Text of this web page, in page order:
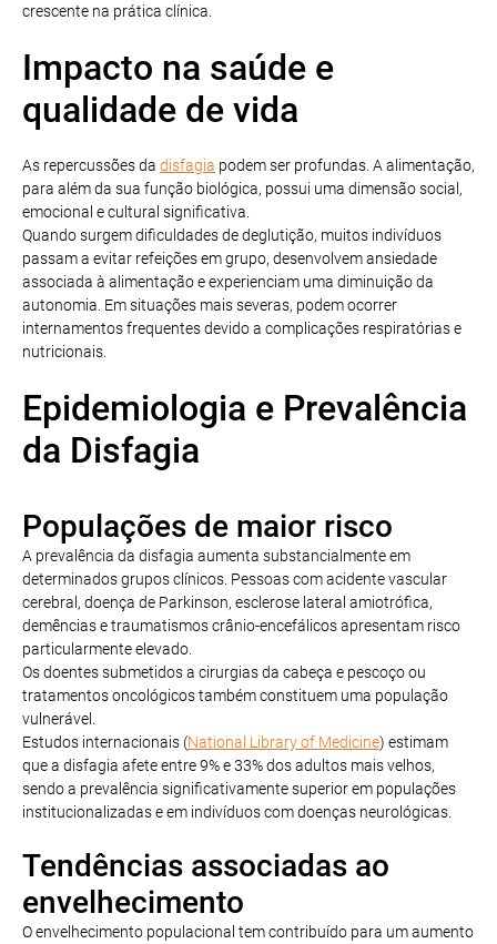
crescente na prática clínica.
Impacto na saúde e
qualidade de vida
As repercussões da disfagia podem ser profundas. A alimentação,
para além da sua função biológica, possui uma dimensão social,
emocional e cultural significativa.
Quando surgem dificuldades de deglutição, muitos indivíduos
passam a evitar refeições em grupo, desenvolvem ansiedade
associada à alimentação e experienciam uma diminuição da
autonomia. Em situações mais severas, podem ocorrer
internamentos frequentes devido a complicações respiratórias e
nutricionais.
Epidemiologia e Prevalência
da Disfagia
Populações de maior risco
A prevalência da disfagia aumenta substancialmente em
determinados grupos clínicos. Pessoas com acidente vascular
cerebral, doença de Parkinson, esclerose lateral amiotrófica,
demências e traumatismos crânio-encefálicos apresentam risco
particularmente elevado.
Os doentes submetidos a cirurgias da cabeça e pescoço ou
tratamentos oncológicos também constituem uma população
vulnerável.
Estudos internacionais (National Library of Medicine) estimam
que a disfagia afete entre 9% e 33% dos adultos mais velhos,
sendo a prevalência significativamente superior em populações
institucionalizadas e em indivíduos com doenças neurológicas.
Tendências associadas ao
envelhecimento
O envelhecimento populacional tem contribuído para um aumento